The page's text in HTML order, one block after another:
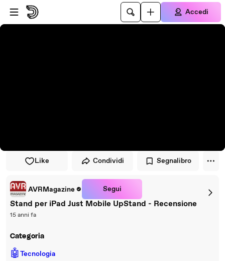
Vai al lettore
Passa al contenuto principale
Accedi
Like Condividi Segnalibro
AVRMagazine Segui
Stand per iPad Just Mobile UpStand - Recensione
15 anni fa
Categoria
🤖Tecnologia